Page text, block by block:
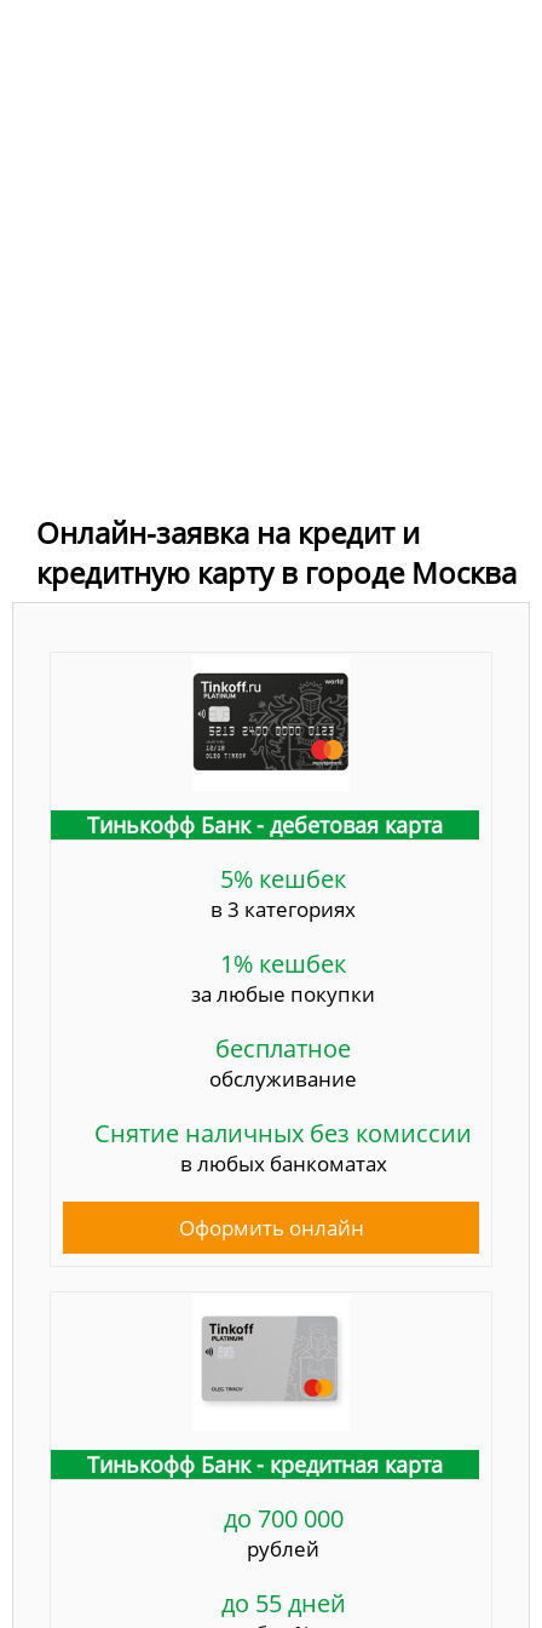
Онлайн-заявка на кредит и
кредитную карту в городе Москва
Тинькофф Банк - дебетовая карта
5% кешбек
в 3 категориях
1% кешбек
за любые покупки
бесплатное
обслуживание
Снятие наличных без комиссии
в любых банкоматах
Оформить онлайн
Тинькофф Банк - кредитная карта
до 700 000
рублей
до 55 дней